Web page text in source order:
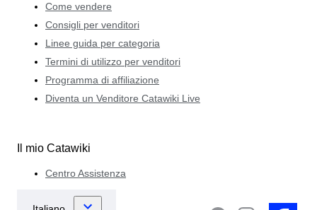
Come vendere
Consigli per venditori
Linee guida per categoria
Termini di utilizzo per venditori
Programma di affiliazione
Diventa un Venditore Catawiki Live
Il mio Catawiki
Centro Assistenza